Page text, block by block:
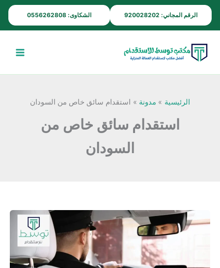
الرقم المجاني: 920028202 الشكاوى: 0556262808
تخطي
إلى
المحتوى
الرئيسية مدونة استقدام سائق خاص من السودان
استقدام سائق خاص من
السودان
استقدام
سائق
الرياض